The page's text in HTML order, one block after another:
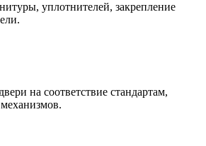
уплотнителей, закрепление
на соответствие стандартам,